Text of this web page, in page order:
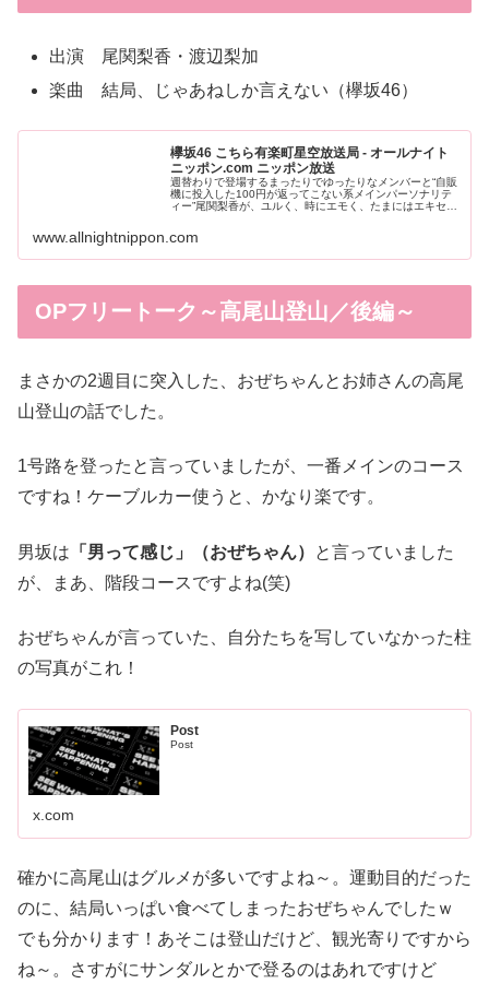
出演 尾関梨香・渡辺梨加
楽曲 結局、じゃあねしか言えない（欅坂46）
欅坂46 こちら有楽町星空放送局 - オールナイト
ニッポン.com ニッポン放送
週替わりで登場するまったりでゆったりなメンバーと“自販
機に投入した100円が返ってこない系メインパーソナリテ
ィー”尾関梨香が、ユルく、時にエモく、たまにはエキセン
www.allnightnippon.com
OPフリートーク～高尾山登山／後編～
まさかの2週目に突入した、おぜちゃんとお姉さんの高尾
山登山の話でした。
1号路を登ったと言っていましたが、一番メインのコース
ですね！ケーブルカー使うと、かなり楽です。
男坂は 「男って感じ」（おぜちゃん）
と言っていました
が、まあ、階段コースですよね(笑)
おぜちゃんが言っていた、自分たちを写していなかった柱
の写真がこれ！
Post
Post
x.com
確かに高尾山はグルメが多いですよね～。運動目的だった
のに、結局いっぱい食べてしまったおぜちゃんでしたｗ
でも分かります！あそこは登山だけど、観光寄りですから
ね～。さすがにサンダルとかで登るのはあれですけど